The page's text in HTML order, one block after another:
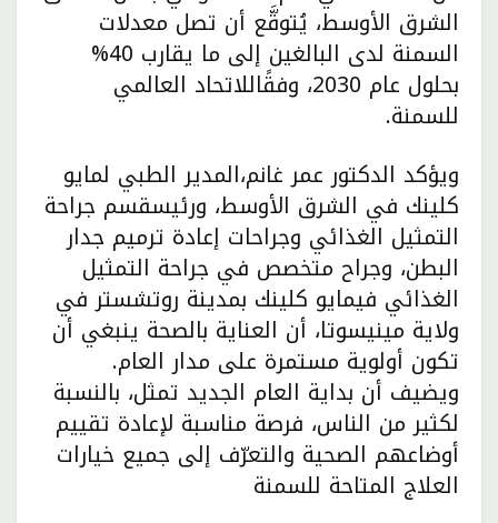
الشرق الأوسط، يُتوقَّع أن تصل معدلات
السمنة لدى البالغين إلى ما يقارب 40%
بحلول عام 2030، وفقًاللاتحاد العالمي
للسمنة.
ويؤكد الدكتور عمر غانم،المدير الطبي لمايو
كلينك في الشرق الأوسط، ورئيسقسم جراحة
التمثيل الغذائي وجراحات إعادة ترميم جدار
البطن، وجراح متخصص في جراحة التمثيل
الغذائي فيمايو كلينك بمدينة روتشستر في
ولاية مينيسوتا، أن العناية بالصحة ينبغي أن
تكون أولوية مستمرة على مدار العام.
ويضيف أن بداية العام الجديد تمثل، بالنسبة
لكثير من الناس، فرصة مناسبة لإعادة تقييم
أوضاعهم الصحية والتعرّف إلى جميع خيارات
العلاج المتاحة للسمنة